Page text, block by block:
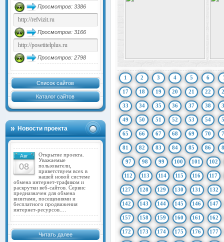
Просмотров: 3386
Просмотров: 3166
Просмотров: 2798
Список сайтов
Каталог сайтов
Новости проекта
Авг
08
Открытие проекта.
Уважаемые
пользователи,
приветствуем всех в
нашей новой системе
обмена интернет-трафиком и
раскрутки веб-сайтов. Сервис
предназначен для обмена
визитами, посещениями и
бесплатного продвижения
интернет-ресурсов.…
Читать далее
1 2 3 4 5 6
17 18 19 20 21 22
33 34 35 36 37 38
49 50 51 52 53 54
65 66 67 68 69 70
81 82 83 84 85 86
97 98 99 100 101 102
112 113 114 115 116 117
127 128 129 130 131 132
142 143 144 145 146 147
157 158 159 160 161 162
172 173 174 175 176 177